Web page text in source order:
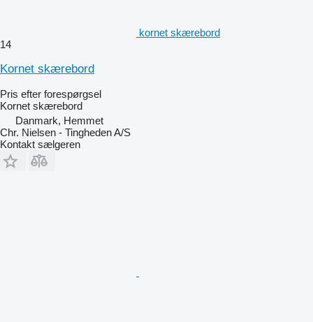
kornet skærebord
14
Kornet skærebord
Pris efter forespørgsel
Kornet skærebord
Danmark, Hemmet
Chr. Nielsen - Tingheden A/S
Kontakt sælgeren